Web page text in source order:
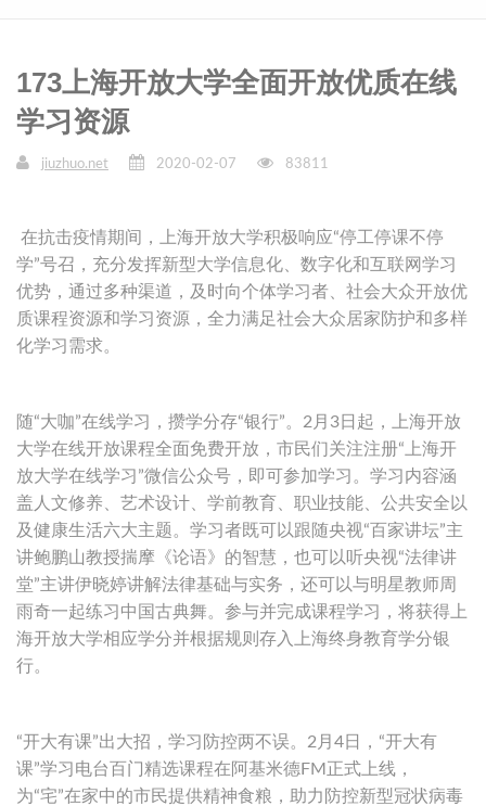
173上海开放大学全面开放优质在线
学习资源
jiuzhuo.net 2020-02-07 83811
在抗击疫情期间，上海开放大学积极响应“停工停课不停
学”号召，充分发挥新型大学信息化、数字化和互联网学习
优势，通过多种渠道，及时向个体学习者、社会大众开放优
质课程资源和学习资源，全力满足社会大众居家防护和多样
化学习需求。
随“大咖”在线学习，攒学分存“银行”。2月3日起，上海开放
大学在线开放课程全面免费开放，市民们关注注册“上海开
放大学在线学习”微信公众号，即可参加学习。学习内容涵
盖人文修养、艺术设计、学前教育、职业技能、公共安全以
及健康生活六大主题。学习者既可以跟随央视“百家讲坛”主
讲鲍鹏山教授揣摩《论语》的智慧，也可以听央视“法律讲
堂”主讲伊晓婷讲解法律基础与实务，还可以与明星教师周
雨奇一起练习中国古典舞。参与并完成课程学习，将获得上
海开放大学相应学分并根据规则存入上海终身教育学分银
行。
“开大有课”出大招，学习防控两不误。2月4日，“开大有
课”学习电台百门精选课程在阿基米德FM正式上线，
为“宅”在家中的市民提供精神食粮，助力防控新型冠状病毒